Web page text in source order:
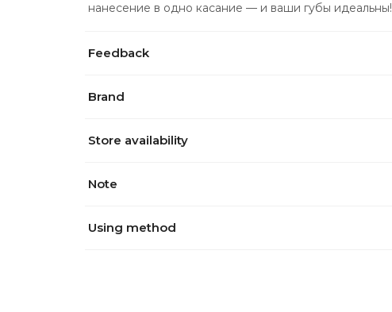
нанесение в одно касание — и ваши губы идеальны!
Feedback
Brand
Store availability
Note
Using method